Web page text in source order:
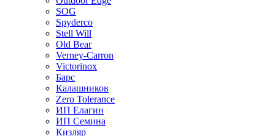
SOG
Spyderco
Stell Will
Old Bear
Verney-Carron
Victorinox
Барс
Калашников
Zero Tolerance
ИП Елагин
ИП Семина
Кизляр